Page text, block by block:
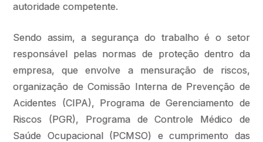
autoridade competente.
Sendo assim, a segurança do trabalho é o setor
responsável pelas normas de proteção dentro da
empresa, que envolve a mensuração de riscos,
organização de Comissão Interna de Prevenção de
Acidentes (CIPA), Programa de Gerenciamento de
Riscos (PGR), Programa de Controle Médico de
Saúde Ocupacional (PCMSO) e cumprimento das